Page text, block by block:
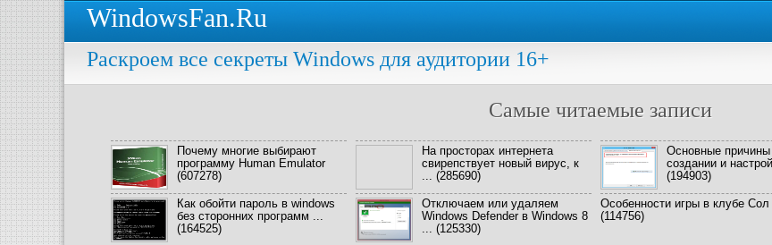
WindowsFan.Ru
Раскроем все секреты Windows для аудитории 16+
Самые читаемые записи
Почему многие выбирают
программу Human Emulator
(607278)
На просторах интернета
свирепствует новый вирус, к
... (285690)
Основные
создании и
(194903)
Как обойти пароль в windows
без сторонних программ ...
(164525)
Отключаем или удаляем
Windows Defender в Windows 8
... (125330)
Особенности игры в клубе Сол
(114756)